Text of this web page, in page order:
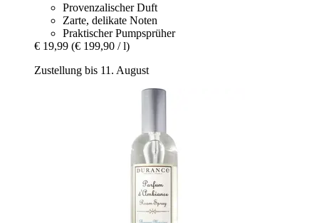
Provenzalischer Duft
Zarte, delikate Noten
Praktischer Pumpsprüher
€ 19,99 (€ 199,90 / l)
Zustellung bis 11. August